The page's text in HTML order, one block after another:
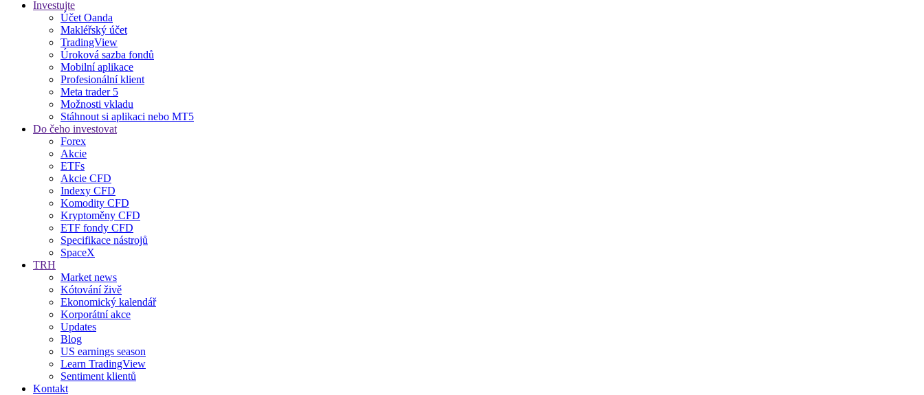
Investujte
Účet Oanda
Makléřský účet
TradingView
Úroková sazba fondů
Mobilní aplikace
Profesionální klient
Meta trader 5
Možnosti vkladu
Stáhnout si aplikaci nebo MT5
Do čeho investovat
Forex
Akcie
ETFs
Akcie CFD
Indexy CFD
Komodity CFD
Kryptoměny CFD
ETF fondy CFD
Specifikace nástrojů
SpaceX
TRH
Market news
Kótování živě
Ekonomický kalendář
Korporátní akce
Updates
Blog
US earnings season
Learn TradingView
Sentiment klientů
Kontakt